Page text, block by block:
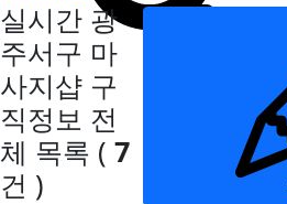
실시간 광
주서구 마
사지샵 구
직정보 전
체 목록 ( 7
건 )